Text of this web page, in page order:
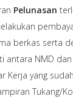
Pelunasan
berkas serta
antara NMD dan
Kerja yang
Tukang/